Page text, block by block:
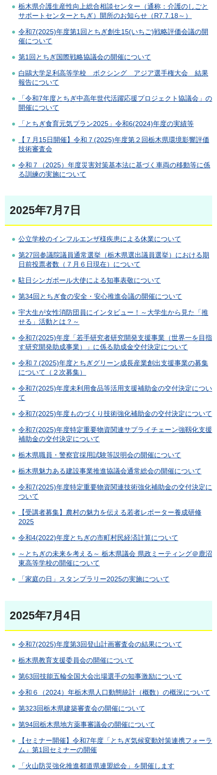
栃木県介護生産性向上総合相談センター（通称：介護のしごと
サポートセンターとちぎ）開所のお知らせ（R7.7.18～）
令和7(2025)年度第1回とちぎ創生15(いちご)戦略評価会議の開
催について
第1回とちぎ国際戦略協議会の開催について
白鷗大学足利高等学校 ボクシング アジア選手権大会 結果
報告について
「令和7年度とちぎ中高年世代活躍応援プロジェクト協議会」の
開催について
「とちぎ食育元気プラン2025」令和6(2024)年度の実績等
【７月15日開催】令和７(2025)年度第２回栃木県環境影響評価
技術審査会
令和７（2025）年度災害対策基本法に基づく車両の移動等に係
る訓練の実施について
2025年7月7日
公立学校のインフルエンザ様疾患による休業について
第27回参議院議員通常選挙（栃木県選出議員選挙）における期
日前投票者数（７月６日現在）について
駐日シンガポール大使による知事表敬について
第34回とちぎ食の安全・安心推進会議の開催について
宇大生が女性消防団員にインタビュー！～大学生から見た「推
せる」活動とは？～
令和7(2025)年度「若手研究者研究開発支援事業（世界一を目指
す研究開発助成事業）」に係る助成金交付決定について
令和７(2025)年度とちぎグリーン成長産業創出支援事業の募集
について（２次募集）
令和7(2025)年度未利用食品等活用支援補助金の交付決定につい
て
令和7(2025)年度ものづくり技術強化補助金の交付決定について
令和7(2025)年度特定重要物資関連サプライチェーン強靱化支援
補助金の交付決定について
栃木県職員・警察官採用試験等説明会の開催について
栃木県魅力ある建設事業推進協議会通常総会の開催について
令和7(2025)年度特定重要物資関連技術強化補助金の交付決定に
ついて
【受講者募集】農村の魅力を伝える若者レポーター養成研修
2025
令和4(2022)年度とちぎの市町村民経済計算について
～とちぎの未来を考える～ 栃木県議会 県政ミーティング＠鹿沼
東高等学校の開催について
「家庭の日」スタンプラリー2025の実施について
2025年7月4日
令和7(2025)年度第3回登山計画審査会の結果について
栃木県教育支援委員会の開催について
第63回技能五輪全国大会出場選手の知事激励について
令和６（2024）年栃木県人口動態統計（概数）の概況について
第323回栃木県建築審査会の開催について
第94回栃木県地方薬事審議会の開催について
【セミナー開催】令和7年度「とちぎ気候変動対策連携フォーラ
ム」第1回セミナーの開催
「火山防災強化推進都道県連盟総会」を開催します